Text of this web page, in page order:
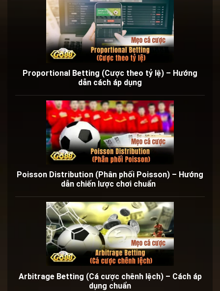
Proportional Betting (Cược theo tỷ lệ) – Hướng
dẫn cách áp dụng
Poisson Distribution (Phân phối Poisson) – Hướng
dẫn chiến lược chơi chuẩn
Arbitrage Betting (Cá cược chênh lệch) – Cách áp
dụng chuẩn